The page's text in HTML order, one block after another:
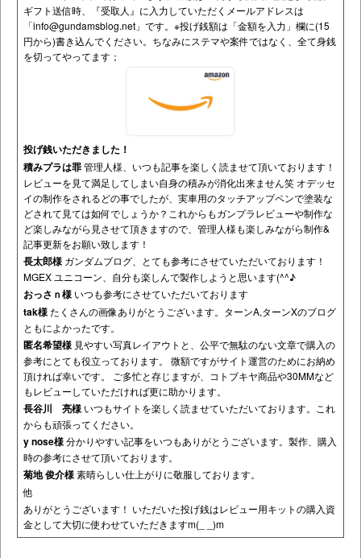
ギフト送信時、『受取人』に入力していただくメールアドレスは
「info@gundamsblog.net 」です。 ※投げ銭額は「金額を入力」欄に(15
円から)書き込んでください。ちなみにステマや案件ではなく、全て身銭
を切ってやってます；
投げ銭いただきました！
積みプラは罪管理人様、いつも記事を楽しく読ませて頂いております！
レビューを見て満足してしまい自身の積みが消化出来ません笑 オデッセ
イの制作をされるどの事でしたが、実車用のタッチアップペンで塗装な
どされて見ては如何でしょうか？これからもガンプラレビューや制作な
ど楽しみながら見させて頂きますので、管理人様も楽しみながら制作&
記事更新をお願い致します！
長太郎様 ガンダムブログ、とても参考にさせていただいております！
MGEX ユニコーン、自分も楽しんで製作しようと思います(^^♪
おっさｎ様 いつも参考にさせていただいております
tak様たくさんの画像ありがとうございます。ターンA,ターンXのブログ
ともによかったです。
匿名希望様 見やすい写真レイアウトと、公平で無駄のない文章で購入の
参考にとても役立っております。 微額ですがサイト運営のためにお納め
頂ければ幸いです。 ご多忙と存じますが、コトブキヤ商品や30MMなど
もレビューしていただければ更に助かります。
長谷川 亮様 いつもサイトを楽しく読ませていただいております。これ
からも頑張ってください。
y nose様分かりやすい記事をいつもありがとうございます。製作、購入
時の参考にさせて頂いております。
菊地 俊介様素晴らしい仕上がりに敬服しております。
他
ありがとうございます！ いただいた投げ銭はレビュー用キットの購入資
金として大切に使わせていただきますm(_ _)m